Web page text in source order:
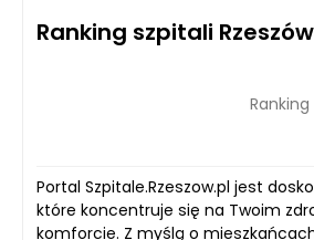
Ranking szpitali Rzeszów
Portal Szpitale.Rzeszow.pl jest
które koncentruje się na Twoim
komforcie. Z myślą o